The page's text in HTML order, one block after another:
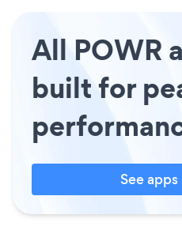
All POWR
built for
See